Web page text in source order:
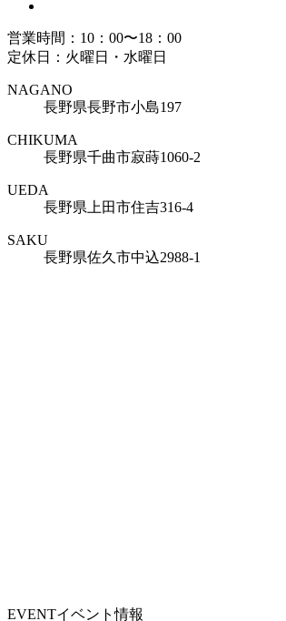
営業時間：10：00〜18：00
定休日：火曜日・水曜日
NAGANO
長野県長野市小島197
CHIKUMA
長野県千曲市寂蒔1060-2
UEDA
長野県上田市住吉316-4
SAKU
長野県佐久市中込2988-1
EVENTイベント情報